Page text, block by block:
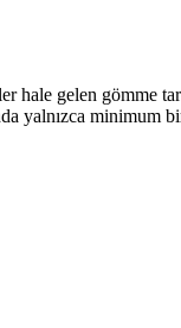
hale gelen gömme
yalnızca minimum